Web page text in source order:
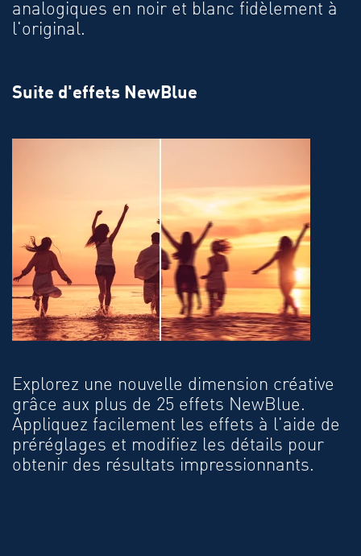
analogiques en noir et blanc fidèlement à
l'original.
Suite d'effets NewBlue
Explorez une nouvelle dimension créative
grâce aux plus de 25 effets NewBlue.
Appliquez facilement les effets à l'aide de
préréglages et modifiez les détails pour
obtenir des résultats impressionnants.